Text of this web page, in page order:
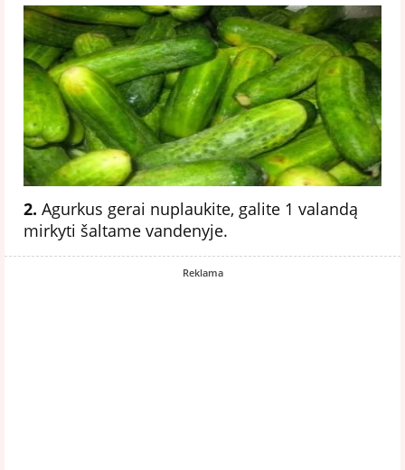
2. Agurkus gerai nuplaukite, galite 1 valandą
mirkyti šaltame vandenyje.
Reklama